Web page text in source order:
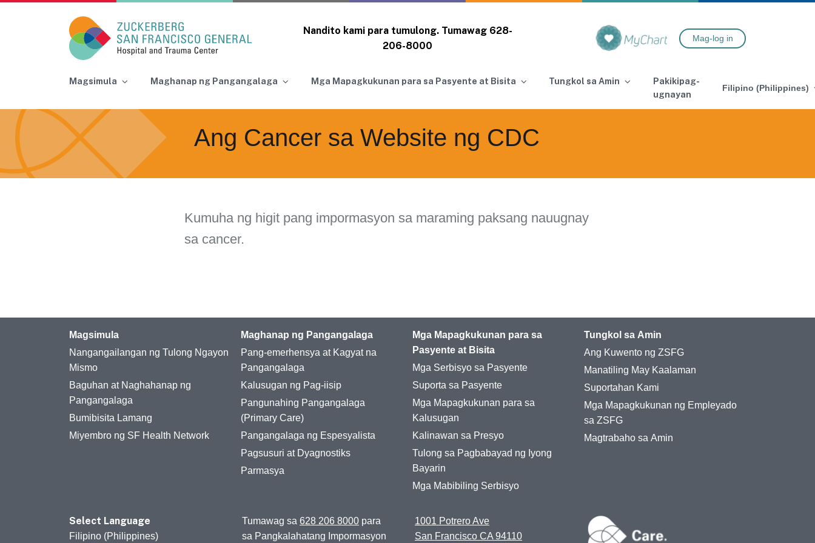
Nandito kami para tumulong. Tumawag 628-
206-8000
Mag-log in
Magsimula Maghanap ng Pangangalaga Mga Mapagkukunan para sa Pasyente at Bisita Tungkol sa Amin
Pakikipag-
ugnayan
Filipino (Philippines)
Ang Cancer sa Website ng CDC
Kumuha ng higit pang impormasyon sa maraming paksang nauugnay
sa cancer.
Magsimula
Nangangailangan ng Tulong Ngayon
Mismo
Baguhan at Naghahanap ng
Pangangalaga
Bumibisita Lamang
Miyembro ng SF Health Network
Maghanap ng Pangangalaga
Pang-emerhensya at Kagyat na
Pangangalaga
Kalusugan ng Pag-iisip
Pangunahing Pangangalaga
(Primary Care)
Pangangalaga ng Espesyalista
Pagsusuri at Dyagnostiks
Parmasya
Mga Mapagkukunan para sa
Pasyente at Bisita
Mga Serbisyo sa Pasyente
Suporta sa Pasyente
Mga Mapagkukunan para sa
Kalusugan
Kalinawan sa Presyo
Tulong sa Pagbabayad ng Iyong
Bayarin
Mga Mabibiling Serbisyo
Tungkol sa Amin
Ang Kuwento ng ZSFG
Manatiling May Kaalaman
Suportahan Kami
Mga Mapagkukunan ng Empleyado
sa ZSFG
Magtrabaho sa Amin
Select Language
Filipino (Philippines)
Tumawag sa 628 206 8000 para
sa Pangkalahatang Impormasyon
1001 Potrero Ave
San Francisco CA 94110